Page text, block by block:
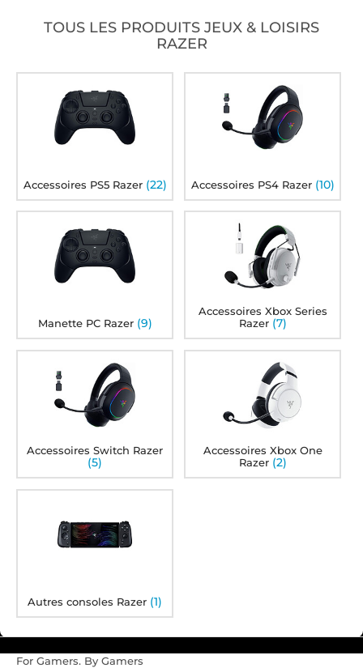
For Gamers. By Gamers
TOUS LES PRODUITS JEUX & LOISIRS
RAZER
Accessoires PS5 Razer (22) Accessoires PS4 Razer (10)
Manette PC Razer (9)
Accessoires Xbox Series
Razer (7)
Accessoires Switch Razer
(5)
Accessoires Xbox One
Razer (2)
Autres consoles Razer (1)